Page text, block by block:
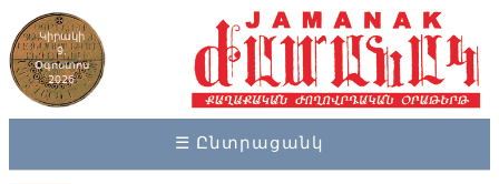
Կիրակի
9,
Օգոստոս
2026
☰ Ընտրացանկ